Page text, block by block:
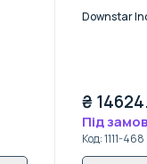
Downstar
₴
Під
Код:1111-468